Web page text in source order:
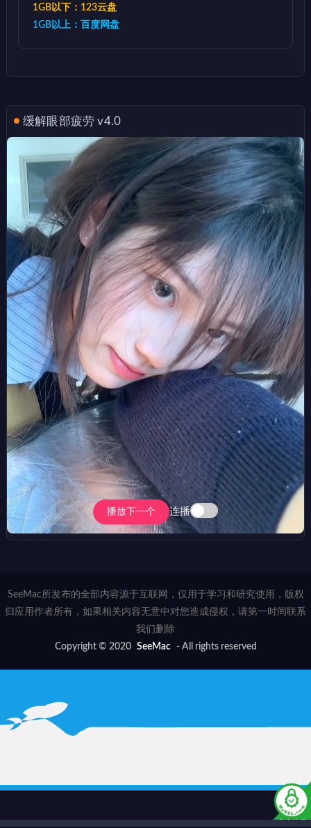
1GB以下：123云盘
1GB以上：百度网盘
缓解眼部疲劳 v4.0
播放下一个 连播
SeeMac所发布的全部内容源于互联网，仅用于学习和研究使用，版权
归应用作者所有，如果相关内容无意中对您造成侵权，请第一时间联系
我们删除
Copyright © 2020 SeeMac - All rights reserved